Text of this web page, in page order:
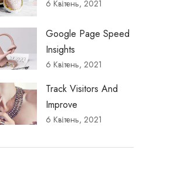
6 Квітень, 2021
Google Page Speed
Insights
6 Квітень, 2021
Track Visitors And
Improve
6 Квітень, 2021
Best Deal on Fitness